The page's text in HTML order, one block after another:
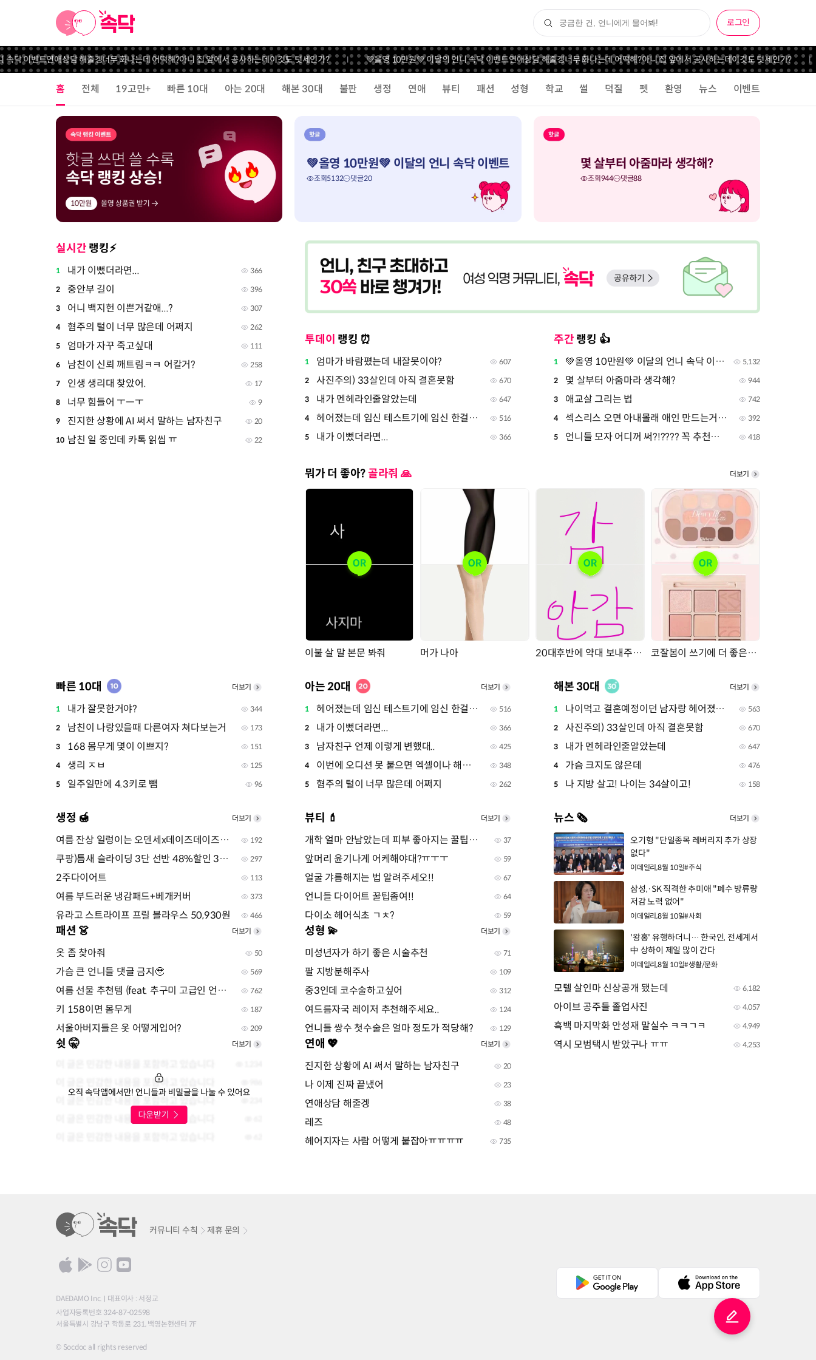
로그인
닥 이벤트연애상담 해줄겡너무 화나는데 어떡해?아니 집 앞에서 공사하는데이것도 텃세인가? 💚올영 10만원💚 이달의 언니 속닥 이벤트연애상담 해줄겡너무 화나는데 어떡해?아니 집 앞에서 공사하는데이것도 텃세인가?
홈 전체 19고민+ 빠른 10대 아는 20대 해본 30대 불판 생정 연애 뷰티 패션 성형 학교 썰 덕질 펫 환영 뉴스 이벤트
💚올영 10만원💚 이달의 언니 속닥 이벤트
조회5132 댓글20
몇 살부터 아줌마라 생각해?
조회944 댓글88
실시간 랭킹⚡️
1 내가 이뻤더라면... 366
2 중안부 길이 396
3 어니 백지헌 이쁜거같애...? 307
4 혐주의 털이 너무 많은데 어쩌지 262
5 엄마가 자꾸 죽고싶대 111
6 남친이 신뢰 깨트림ㅋㅋ 어칼거? 258
7 인생 생리대 찾았어. 17
8 너무 힘들어 ㅜㅡㅜ 9
9 진지한 상황에 AI 써서 말하는 남자친구 20
10 남친 일 중인데 카톡 읽씹 ㅠ 22
투데이 랭킹 ⏰
1 엄마가 바람폈는데 내잘못이야? 607
2 사진주의) 33살인데 아직 결혼못함 670
3 내가 멘헤라인줄알았는데 647
4 헤어졌는데 임신 테스트기에 임신 한걸로 떴어 516
5 내가 이뻤더라면... 366
주간 랭킹 👍
1 💚올영 10만원💚 이달의 언니 속닥 이벤트 5,132
2 몇 살부터 아줌마라 생각해? 944
3 애교살 그리는 법 742
4 섹스리스 오면 아내몰래 애인 만드는거 방법이야? 392
5 언니들 모자 어디꺼 써?!???? 꼭 추천해주라!!! 418
뭐가 더 좋아?골라줘 🙏 더보기
이불 살 말 본문 봐줘 머가 나아 20대후반에 약대 보내주면 감? 코잘봄이 쓰기에 더 좋은팔레트 골라줘용
빠른 10대 더보기
1 내가 잘못한거야? 344
2 남친이 나랑있을때 다른여자 쳐다보는거 173
3 168 몸무게 몇이 이쁘지? 151
4 생리 ㅈㅂ 125
5 일주일만에 4.3키로 뺌 96
아는 20대 더보기
1 헤어졌는데 임신 테스트기에 임신 한걸로 떴어 516
2 내가 이뻤더라면... 366
3 남자친구 언제 이렇게 변했대.. 425
4 이번에 오디션 못 붙으면 엑셀이나 해야지 348
5 혐주의 털이 너무 많은데 어쩌지 262
해본 30대 더보기
1 나이먹고 결혼예정이던 남자랑 헤어졌는데..오바인가 563
2 사진주의) 33살인데 아직 결혼못함 670
3 내가 멘헤라인줄알았는데 647
4 가슴 크지도 않은데 476
5 나 지방 살고! 나이는 34살이고! 158
생정 🍯 더보기
여름 잔상 일렁이는 오덴세x데이즈데이즈 콜라보 192
쿠팡)틈새 슬라이딩 3단 선반 48%할인 34,900원 297
2주다이어트 113
여름 부드러운 냉감패드+베개커버 373
유라고 스트라이프 프릴 블라우스 50,930원 466
패션 👗 더보기
옷 좀 찾아줘 50
가슴 큰 언니들 댓글 금지🥹 569
여름 선물 추천템 (feat. 추구미 고급인 언니들) 762
키 158이면 몸무게 187
서울아버지들은 옷 어떻게입어? 209
쉿 🤫 더보기
뷰티 💄 더보기
개학 얼마 안남았는데 피부 좋아지는 꿀팁좀ㅠ 37
앞머리 윤기나게 어케해야대?ㅠㅜㅜ 59
얼굴 갸름해지는 법 알려주세오!! 67
언니들 다이어트 꿀팁좀여!! 64
다이소 헤어식초 ㄱㅊ? 59
성형 💫 더보기
미성년자가 하기 좋은 시술추천 71
팔 지방분해주사 109
중3인데 코수술하고싶어 312
여드름자국 레이저 추천해주세요.. 124
언니들 쌍수 첫수술은 얼마 정도가 적당해? 129
연애 💖 더보기
진지한 상황에 AI 써서 말하는 남자친구 20
나 이제 진짜 끝냈어 23
연애상담 해줄겡 38
레즈 48
헤어지자는 사람 어떻게 붙잡아ㅠㅠㅠㅠ 735
뉴스 🗞️ 더보기
오기형 "단일종목 레버리지 추가 상장
없다"
이데일리 ,8월 10일#주식
삼성,·SK 직격한 추미애 "폐수 방류량
저감 노력 없어"
이데일리 ,8월 10일#사회
'왕홍' 유행하더니… 한국인, 전세계서
中 상하이 제일 많이 간다
이데일리 ,8월 10일#생활/문화
모텔 살인마 신상공개 됐는데 6,182
아이브 공주들 졸업사진 4,057
흑백 마지막화 안성재 말실수 ㅋㅋㄱㅋ 4,949
역시 모범택시 받았구나 ㅠㅠ 4,253
커뮤니티 수칙 제휴 문의
DAEDAMO Inc.
대표이사 : 서정교
사업자등록번호 324-87-02598
서울특별시 강남구 학동로 231, 백영논현센터 7F
© Socdoc all rights reserved